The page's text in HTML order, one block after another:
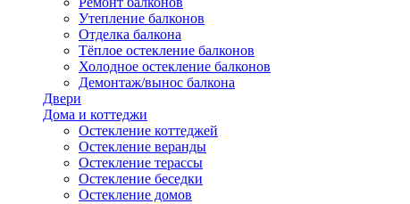
Утепление балконов
Отделка балкона
Тёплое остекление балконов
Холодное остекление балконов
Демонтаж/вынос балкона
Двери
Дома и коттеджи
Остекление коттеджей
Остекление веранды
Остекление терассы
Остекление беседки
Остекление домов